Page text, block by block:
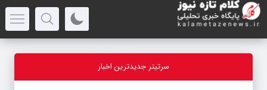
سرتیتر جدیدترین اخبار